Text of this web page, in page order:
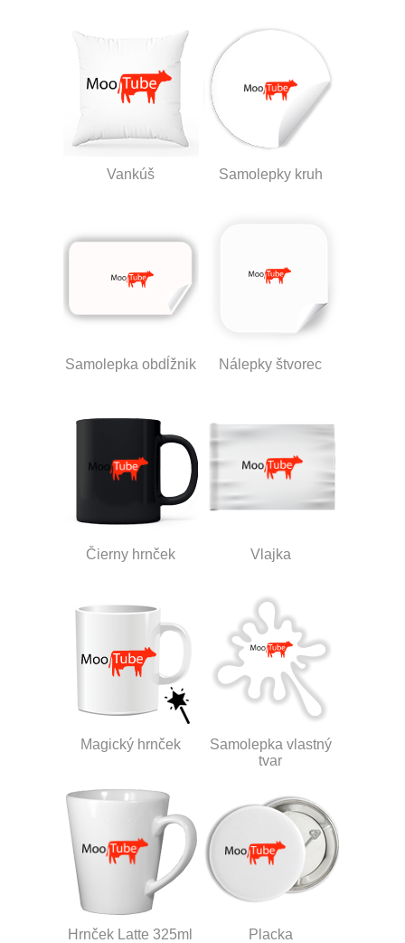
Vankúš Samolepky kruh
Samolepka obdĺžnik Nálepky štvorec
Čierny hrnček Vlajka
Magický hrnček
Samolepka vlastný
tvar
Hrnček Latte 325ml Placka